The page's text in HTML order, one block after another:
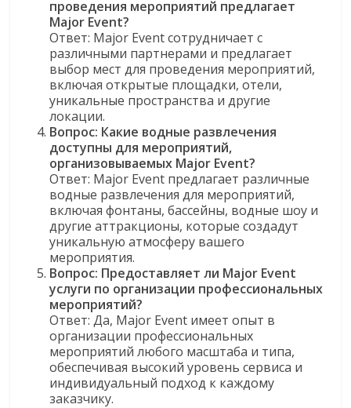
проведения мероприятий предлагает
Major Event?
Ответ: Major Event сотрудничает с
различными партнерами и предлагает
выбор мест для проведения мероприятий,
включая открытые площадки, отели,
уникальные пространства и другие
локации.
Вопрос: Какие водные развлечения
доступны для мероприятий,
организовываемых Major Event?
Ответ: Major Event предлагает различные
водные развлечения для мероприятий,
включая фонтаны, бассейны, водные шоу и
другие аттракционы, которые создадут
уникальную атмосферу вашего
мероприятия.
Вопрос: Предоставляет ли Major Event
услуги по организации профессиональных
мероприятий?
Ответ: Да, Major Event имеет опыт в
организации профессиональных
мероприятий любого масштаба и типа,
обеспечивая высокий уровень сервиса и
индивидуальный подход к каждому
заказчику.